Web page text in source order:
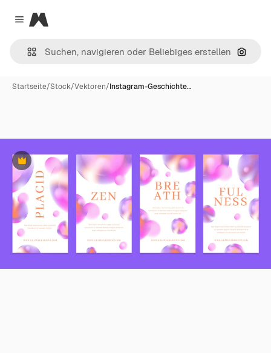
Close menu
Magnific
Nach
Startseite/Stock/Vektoren/Instagram-Geschichte…
Premium